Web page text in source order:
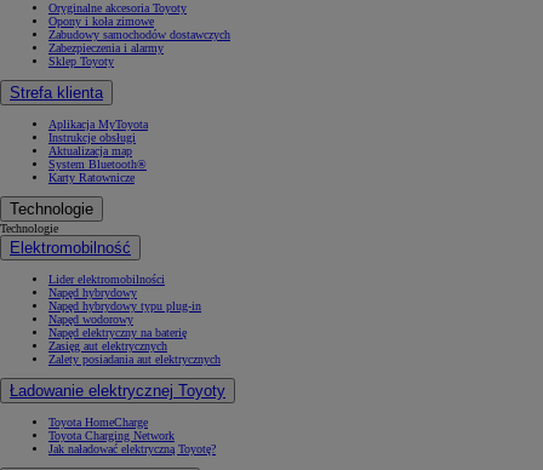
Oryginalne akcesoria Toyoty
Opony i koła zimowe
Zabudowy samochodów dostawczych
Zabezpieczenia i alarmy
Sklep Toyoty
Strefa klienta
Aplikacja MyToyota
Instrukcje obsługi
Aktualizacja map
System Bluetooth®
Karty Ratownicze
Technologie
Technologie
Elektromobilność
Lider elektromobilności
Napęd hybrydowy
Napęd hybrydowy typu plug-in
Napęd wodorowy
Napęd elektryczny na baterię
Zasięg aut elektrycznych
Zalety posiadania aut elektrycznych
Ładowanie elektrycznej Toyoty
Toyota HomeCharge
Toyota Charging Network
Jak naładować elektryczną Toyotę?